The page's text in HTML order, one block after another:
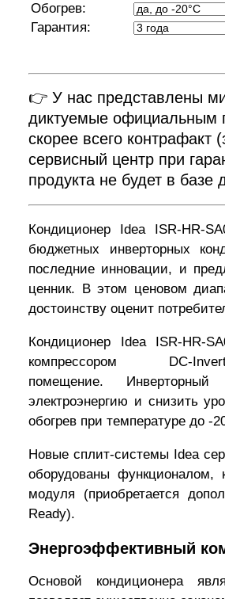
Обогрев:
Гарантия:
👉 У нас представлены
диктуемые официальным
скорее всего контрафакт
сервисный центр при
продукта не будет в базе
Кондиционер Idea ISR-HR-
бюджетных инверторных
последние инновации, и
ценник. В этом ценовом
достоинству оценит
Кондиционер Idea ISR-HR-
компрессором DC-Inverter,
помещение. Инверторный
электроэнергию и снизить
обогрев при температуре до -
Новые сплит-системы Idea
оборудованы функционалом,
модуля (приобретается
Ready).
Энергоэффективный
Основой кондиционера